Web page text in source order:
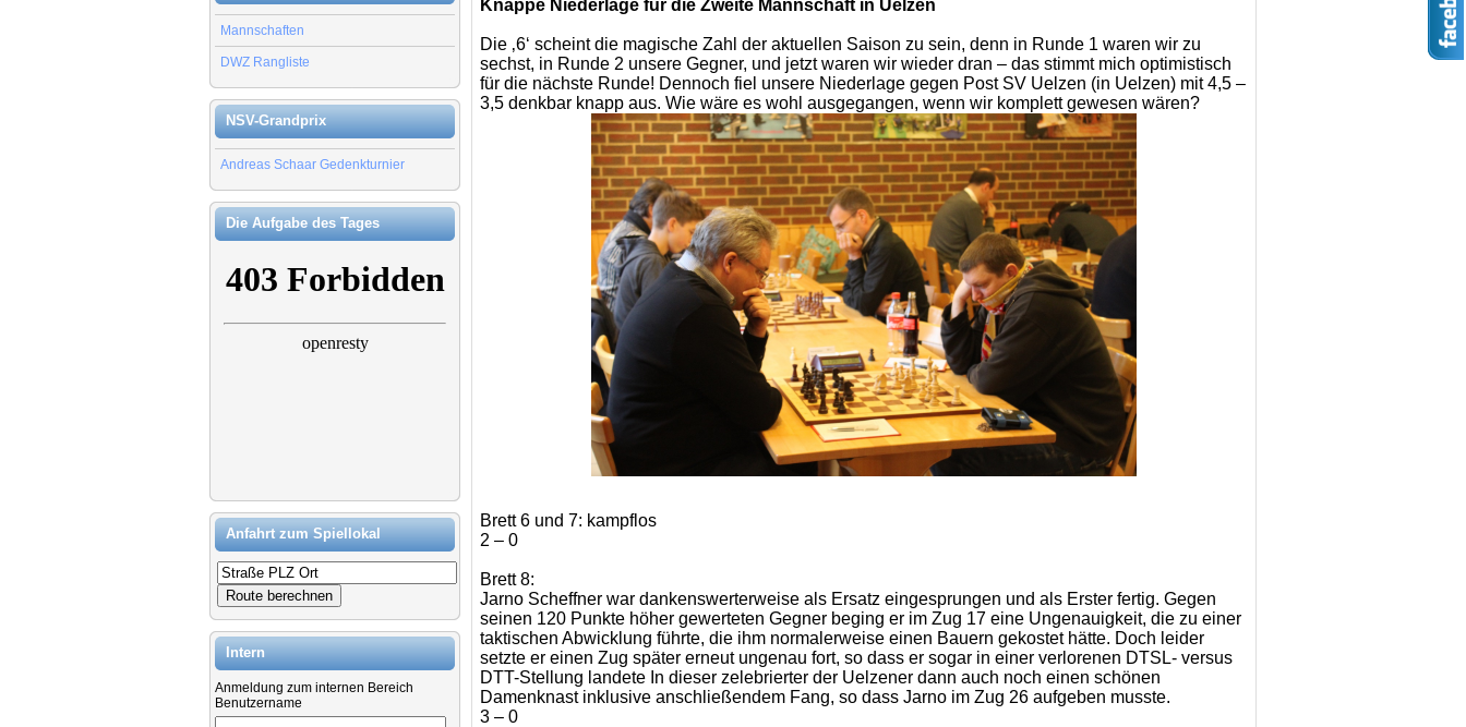
Mannschaften
DWZ Rangliste
NSV-Grandprix
Andreas Schaar Gedenkturnier
Die Aufgabe des Tages
Anfahrt zum Spiellokal
Intern
Anmeldung zum internen Bereich
Benutzername
Knappe Niederlage für die Zweite Mannschaft in Uelzen
Die ‚6‘ scheint die magische Zahl der aktuellen Saison zu sein, denn in Runde 1 waren wir zu
sechst, in Runde 2 unsere Gegner, und jetzt waren wir wieder dran – das stimmt mich optimistisch
für die nächste Runde! Dennoch fiel unsere Niederlage gegen Post SV Uelzen (in Uelzen) mit 4,5 –
3,5 denkbar knapp aus. Wie wäre es wohl ausgegangen, wenn wir komplett gewesen wären?
Brett 6 und 7: kampflos
2 – 0
Brett 8:
Jarno Scheffner war dankenswerterweise als Ersatz eingesprungen und als Erster fertig. Gegen
seinen 120 Punkte höher gewerteten Gegner beging er im Zug 17 eine Ungenauigkeit, die zu einer
taktischen Abwicklung führte, die ihm normalerweise einen Bauern gekostet hätte. Doch leider
setzte er einen Zug später erneut ungenau fort, so dass er sogar in einer verlorenen DTSL- versus
DTT-Stellung landete In dieser zelebrierter der Uelzener dann auch noch einen schönen
Damenknast inklusive anschließendem Fang, so dass Jarno im Zug 26 aufgeben musste.
3 – 0